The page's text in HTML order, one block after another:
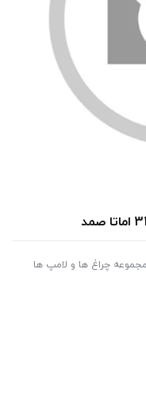
مجموعه چراغ ها و لامپ ها